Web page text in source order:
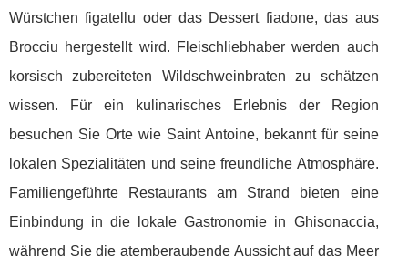
Würstchen figatellu oder das Dessert fiadone, das aus
Brocciu hergestellt wird. Fleischliebhaber werden auch
korsisch zubereiteten Wildschweinbraten zu schätzen
wissen. Für ein kulinarisches Erlebnis der Region
besuchen Sie Orte wie Saint Antoine, bekannt für seine
lokalen Spezialitäten und seine freundliche Atmosphäre.
Familiengeführte Restaurants am Strand bieten eine
Einbindung in die lokale Gastronomie in Ghisonaccia,
während Sie die atemberaubende Aussicht auf das Meer